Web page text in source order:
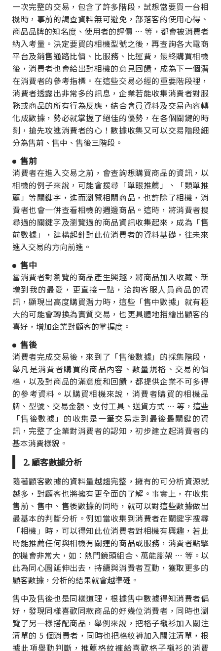
一次完整的交易，包含了許多階段，試想當要買一台相
機時，事前的調查資料無可避免，部落客的使用心得、
商品品牌的知名度、使用者的評價 … 等，都會被消費者
納入考量。決定要買的相機型號之後，再查詢各大電商
平台及銷售通路比價、比服務、比運費，最終購買相機
後，消費者也會給出對相機的意見回饋，成為下一個潛
在消費者的參考指標。在這些交易必經的重要階段裡，
消費者透露出非常多的訊息，企業若能收集消費者對服
務或商品的所有行為反應，結合會員資料及交易內容轉
化成數據，勢必就掌握了絕佳的優勢，在各個關鍵的時
刻，搶先攻進消費者的心！數據收集又可以交易階段細
分為售前、售中、售後三階段。
售前
消費者在進入交易之前，會查詢想購買商品的資訊，以
相機的例子來說，可能會搜尋「單眼推薦」、「類單推
薦」等關鍵字，進而瀏覽相關商品，也許除了相機，消
費者也會一併查看相機的週邊商品。這時，將消費者搜
尋過的關鍵字及瀏覽過的商品資訊收集起來，成為「售
前數據」，建構起針對此位消費者的資料基礎，往未來
進入交易的方向前進。
售中
當消費者對瀏覽的商品產生興趣，將商品加入收藏、新
增到我的最愛，更直接一點，洽詢客服人員商品的資
訊，顯現出高度購買潛力時，這些「售中數據」就有極
大的可能會轉換為實質交易，也更具體地描繪出顧客的
喜好，增加企業對顧客的掌握度。
售後
消費者完成交易後，來到了「售後數據」的採集階段，
舉凡是消費者購買的商品內容、數量規格、交易的價
格，以及對商品的滿意度和回饋，都提供企業不可多得
的參考資料。以購買相機來說，消費者購買的相機品
牌、型號、交易金額、支付工具、送貨方式 … 等，這些
「售後數據」的收集是一筆交易走到最後最關鍵的資
訊，完整了企業對消費者的認知，初步建立起消費者的
基本消費樣貌。
2. 顧客數據分析
隨著顧客數據的資料量越趨完整，擁有的可分析資源就
越多，對顧客也將擁有更全面的了解。事實上，在收集
售前、售中、售後數據的同時，就可以對這些數據做出
最基本的判斷分析。例如當收集到消費者在關鍵字搜尋
「相機」時，可以得知此位消費者對相機有興趣，若此
時能推薦任何與相機有關連的商品或服務，消費者點擊
的機會非常大，如：熱門鏡頭組合、萬能腳架 … 等。以
此為同心圓延伸出去，持續與消費者互動，獲取更多的
顧客數據，分析的結果就會越準確。
售中及售後也是同樣道理，根據售中數據得知消費者偏
好，發現同樣喜歡同款商品的好幾位消費者，同時也瀏
覽了另一樣搭配商品，舉例來說，把格子襯衫加入關注
清單的 5 個消費者，同時也把格紋褲加入關注清單，根
據此項舉動判斷，推薦格紋褲給喜歡格子襯衫的消費